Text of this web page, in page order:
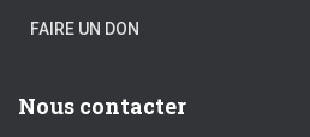
FAIRE UN DON
Nous contacter